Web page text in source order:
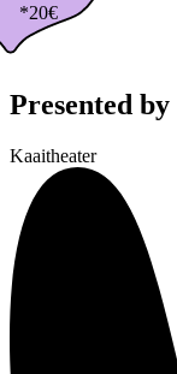
*20€
Presented by
Kaaitheater